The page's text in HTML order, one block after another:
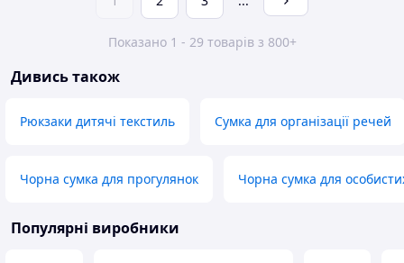
Показано 1 - 29 товарів з 800+
Дивись також
Рюкзаки дитячі текстиль Сумка для організації речей
Чорна сумка для прогулянок Чорна сумка для
Популярні виробники